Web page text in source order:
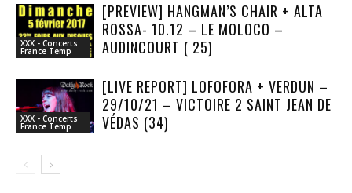
XXX - Concerts
France Temp
[PREVIEW] HANGMAN’S CHAIR + ALTA
ROSSA- 10.12 – LE MOLOCO –
AUDINCOURT ( 25)
XXX - Concerts
France Temp
[LIVE REPORT] LOFOFORA + VERDUN –
29/10/21 – VICTOIRE 2 SAINT JEAN DE
VÉDAS (34)